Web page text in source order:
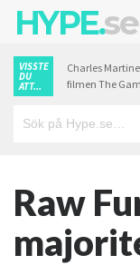
HYPE.se
VISSTE
DU
ATT...
Charles
filmen The
Raw